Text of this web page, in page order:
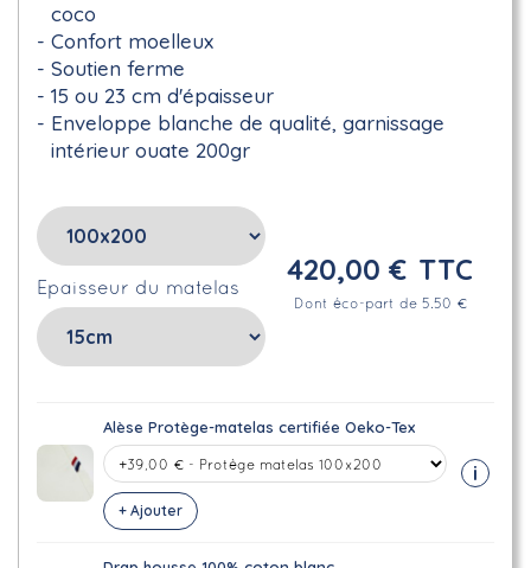
coco
Confort moelleux
Soutien ferme
15 ou 23 cm d'épaisseur
Enveloppe blanche de qualité, garnissage
intérieur ouate 200gr
Epaisseur du matelas
420,00 € TTC
Dont éco-part de 5.50 €
Alèse Protège-matelas certifiée Oeko-Tex
+ Ajouter
i